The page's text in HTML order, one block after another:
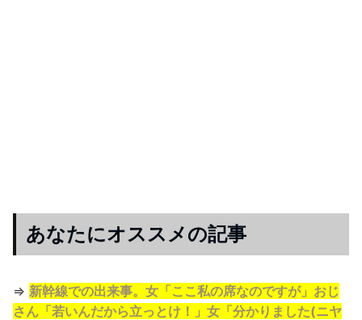
あなたにオススメの記事
⇒ 新幹線での出来事。女「ここ私の席なのですが」おじ
さん「若いんだから立っとけ！」女「分かりました(ニヤ